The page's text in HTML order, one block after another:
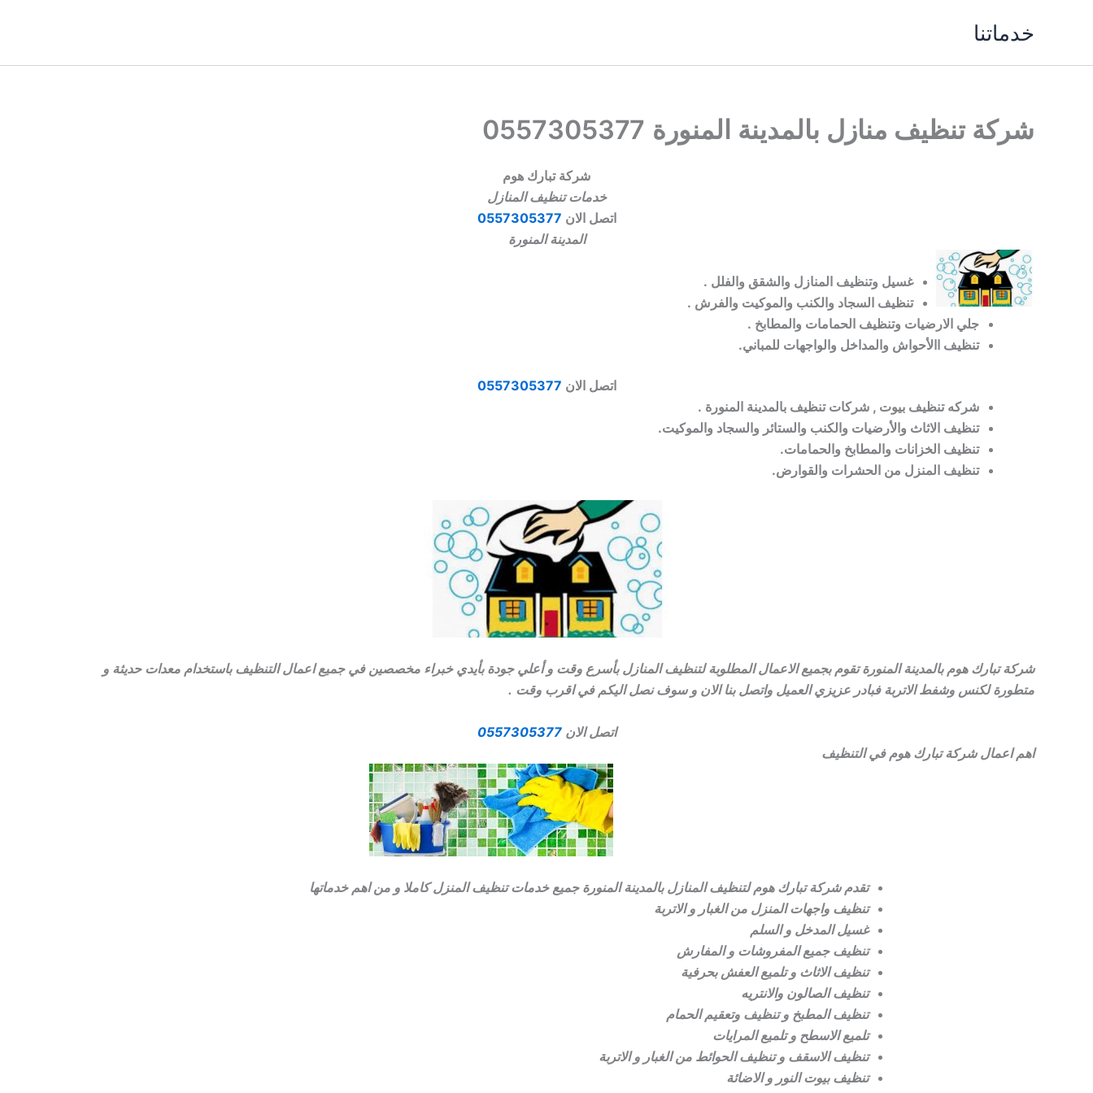
خدماتنا
شركة تنظيف منازل بالمدينة المنورة 0557305377
شركة تبارك هوم
خدمات تنظيف المنازل
اتصل الان 0557305377
المدينة المنورة
غسيل وتنظيف المنازل والشقق والفلل .
تنظيف السجاد والكنب والموكيت والفرش .
جلي الارضيات وتنظيف الحمامات والمطابخ .
تنظيف االأحواش والمداخل والواجهات للمباني.
اتصل الان 0557305377
شركه تنظيف بيوت , شركات تنظيف بالمدينة المنورة .
تنظيف الاثاث والأرضيات والكنب والستائر والسجاد والموكيت.
تنظيف الخزانات والمطابخ والحمامات.
تنظيف المنزل من الحشرات والقوارض.
شركة تبارك هوم بالمدينة المنورة تقوم بجميع الاعمال المطلوبة لتنظيف المنازل بأسرع وقت و أعلي جودة بأيدي خبراء مخصصين في جميع اعمال التنظيف باستخدام معدات حديثة و
متطورة لكنس وشفط الاتربة فبادر عزيزي العميل واتصل بنا الان و سوف نصل اليكم في اقرب وقت .
اتصل الان0557305377
اهم اعمال شركة تبارك هوم في التنظيف
تقدم شركة تبارك هوم لتنظيف المنازل بالمدينة المنورة جميع خدمات تنظيف المنزل كاملا و من اهم خدماتها
تنظيف واجهات المنزل من الغبار و الاتربة
غسيل المدخل و السلم
تنظيف جميع المفروشات و المفارش
تنظيف الاثاث و تلميع العفش بحرفية
تنظيف الصالون والانتريه
تنظيف المطبخ و تنظيف وتعقيم الحمام
تلميع الاسطح و تلميع المرايات
تنظيف الاسقف و تنظيف الحوائط من الغبار و الاتربة
تنظيف بيوت النور و الاضائة